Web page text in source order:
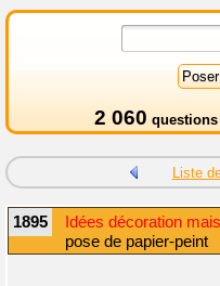
2 060
Liste
1895 Idées décoration
pose de papier-peint